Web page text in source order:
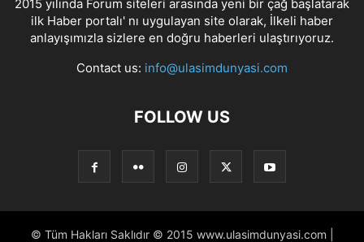
2015 yılında Forum siteleri arasında yeni bir çağ başlatarak
ilk Haber portalı' nı uygulayan site olarak, İlkeli haber
anlayışımızla sizlere en doğru haberleri ulaştırıyoruz.
Contact us: info@ulasimdunyasi.com
FOLLOW US
© Tüm Hakları Saklıdır © 2015 www.ulasimdunyasi.com |